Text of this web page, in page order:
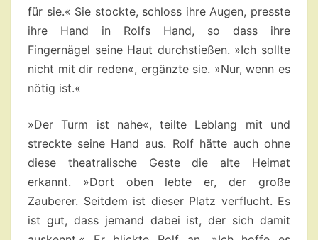
für sie.« Sie stockte, schloss ihre Augen, presste
ihre Hand in Rolfs Hand, so dass ihre
Fingernägel seine Haut durchstießen. »Ich sollte
nicht mit dir reden«, ergänzte sie. »Nur, wenn es
nötig ist.«
»Der Turm ist nahe«, teilte Leblang mit und
streckte seine Hand aus. Rolf hätte auch ohne
diese theatralische Geste die alte Heimat
erkannt. »Dort oben lebte er, der große
Zauberer. Seitdem ist dieser Platz verflucht. Es
ist gut, dass jemand dabei ist, der sich damit